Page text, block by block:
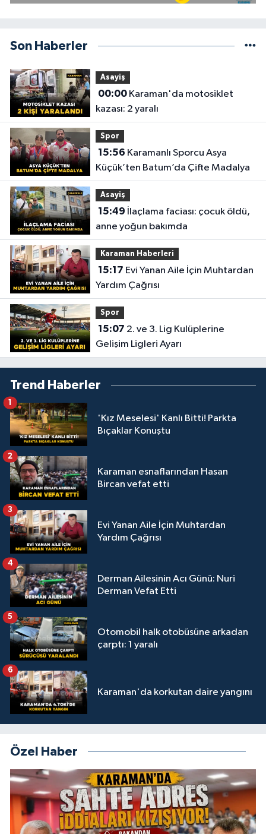
Son Haberler
Asayiş
00:00Karaman'da motosiklet
kazası: 2 yaralı
Spor
15:56
Küçük’ten Batum’da Çifte Madalya
Asayiş
15:49
anne yoğun bakımda
Karaman Haberleri
15:17
Yardım Çağrısı
Spor
15:07
Gelişim Ligleri Ayarı
Trend Haberler
'Kız Meselesi' Kanlı Bitti! Parkta
Bıçaklar Konuştu
1
Karaman esnaflarından Hasan
Bircan vefat etti
2
Evi Yanan Aile İçin Muhtardan
Yardım Çağrısı
3
Derman Ailesinin Acı Günü: Nuri
Derman Vefat Etti
4
Otomobil halk otobüsüne arkadan
çarptı: 1 yaralı
5
Karaman'da korkutan daire yangını
6
Özel Haber